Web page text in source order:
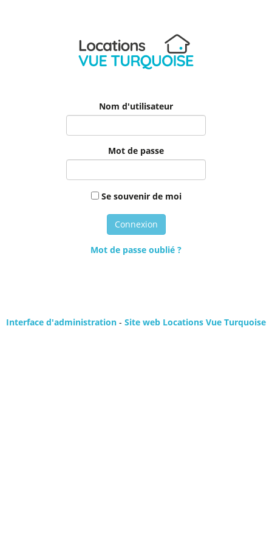
Nom d'utilisateur
Mot de passe
Se souvenir de moi
Mot de passe oublié ?
Interface d'administration - Site web Locations Vue Turquoise